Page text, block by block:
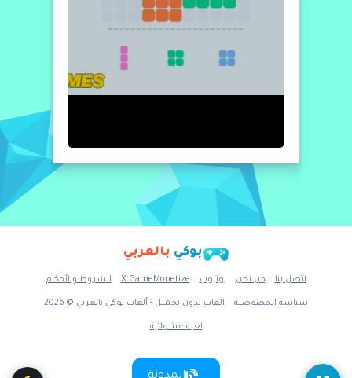
بوكي بالعربي
اتصل بنا من نحن يوتيوب X GameMonetize الشروط والأحكام
سياسة الخصوصية العاب بدون تحميل - ألعاب بوكي بالعربي © 2026
لعبة عشوائية